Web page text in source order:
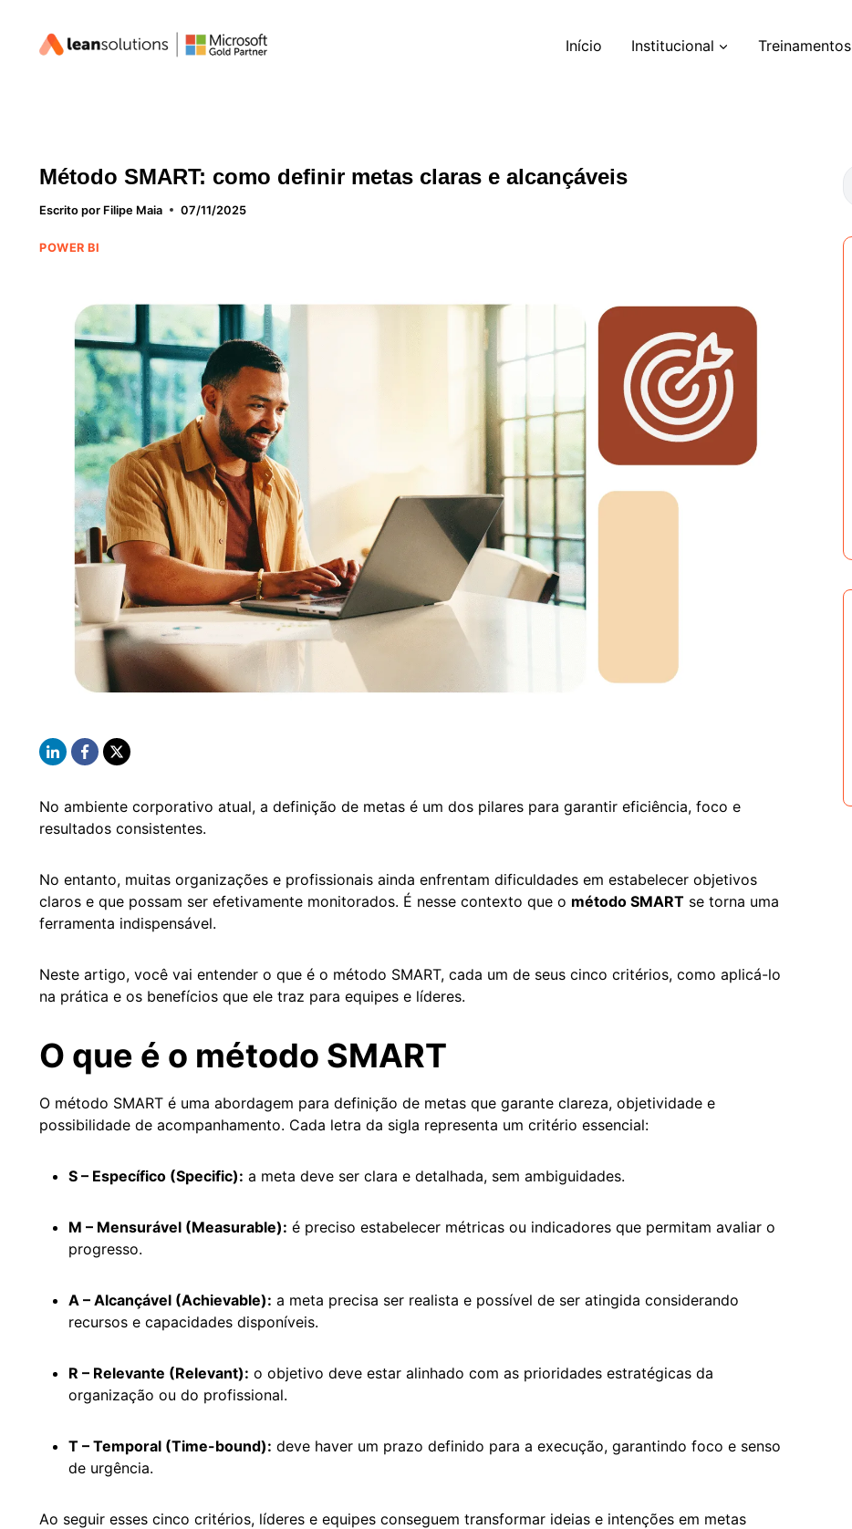
Início Institucional Treinamentos
Método SMART: como definir metas claras e alcançáveis
Escrito por Filipe Maia 07/11/2025
POWER BI
No ambiente corporativo atual, a definição de metas é um dos pilares para garantir eficiência, foco e
resultados consistentes.
No entanto, muitas organizações e profissionais ainda enfrentam dificuldades em estabelecer objetivos
claros e que possam ser efetivamente monitorados. É nesse contexto que o método SMART se torna uma
ferramenta indispensável.
Neste artigo, você vai entender o que é o método SMART, cada um de seus cinco critérios, como aplicá-lo
na prática e os benefícios que ele traz para equipes e líderes.
O que é o método SMART
O método SMART é uma abordagem para definição de metas que garante clareza, objetividade e
possibilidade de acompanhamento. Cada letra da sigla representa um critério essencial:
S – Específico (Specific): a meta deve ser clara e detalhada, sem ambiguidades.
M – Mensurável (Measurable): é preciso estabelecer métricas ou indicadores que permitam avaliar o
progresso.
A – Alcançável (Achievable): a meta precisa ser realista e possível de ser atingida considerando
recursos e capacidades disponíveis.
R – Relevante (Relevant): o objetivo deve estar alinhado com as prioridades estratégicas da
organização ou do profissional.
T – Temporal (Time-bound): deve haver um prazo definido para a execução, garantindo foco e senso
de urgência.
Ao seguir esses cinco critérios, líderes e equipes conseguem transformar ideias e intenções em metas